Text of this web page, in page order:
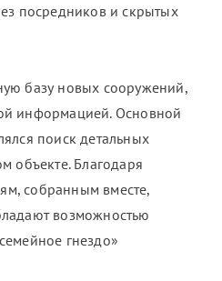
посредников и скрытых
базу новых сооружений,
информацией. Основной
поиск детальных
объекте. Благодаря
собранным вместе,
возможностью
гнездо»